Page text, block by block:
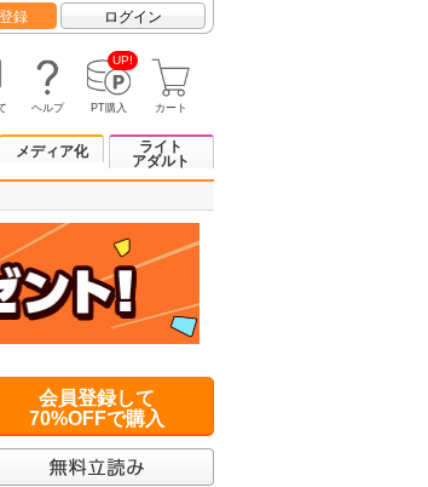
録 ログイン
ヘルプ
UP!
PT購入 カート
メディア化
ライト
アダルト
会員登録して
70%OFFで購入